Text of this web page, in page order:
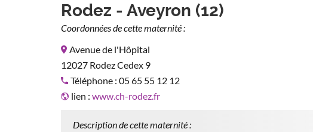
Rodez - Aveyron (12)
Coordonnées de cette maternité :
Avenue de l'Hôpital
12027 Rodez Cedex 9
Téléphone : 05 65 55 12 12
lien : www.ch-rodez.fr
Description de cette maternité :